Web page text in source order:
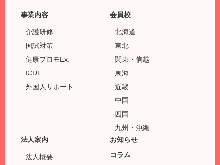
事業内容
介護研修
国試対策
健康プロモEx.
ICDL
外国人サポート
会員校
北海道
東北
関東・信越
東海
近畿
中国
四国
九州・沖縄
法人案内
法人概要
お知らせ
コラム